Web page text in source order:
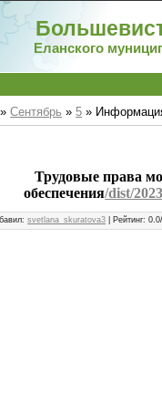
Еланского
» Сентябрь » 5 »
Трудовые права
обеспечения/dist/
:svetlana_skuratova3 Рейтинг:0.0